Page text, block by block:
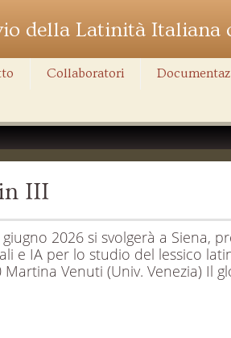
della Latinità Italiana
Collaboratori
III
2026 si svolgerà a Siena,
e IA per lo studio del lessico
Martina Venuti (Univ. Venezia) Il